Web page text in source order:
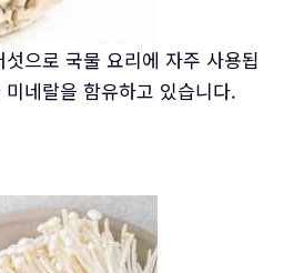
으로 국물 요리에 자주 사용됩
네랄을 함유하고 있습니다.